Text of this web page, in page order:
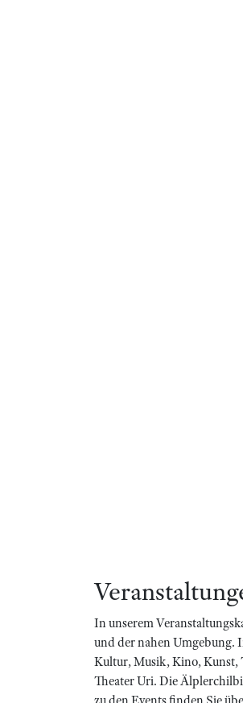
In unserem
und der nahen Umgebung.
Kultur, Musik, Kino, Kunst,
Theater Uri. Die